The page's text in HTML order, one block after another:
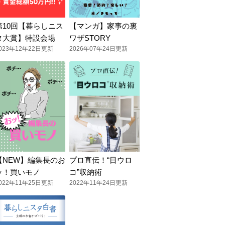
10回【暮らしニス
大賞】特設会場
年12年22日更新
【マンガ】家事の裏
ワザSTORY
2026年07年24日更新
NEW】編集長のお
！買いモノ
年11年25日更新
プロ直伝！“目ウロ
コ”収納術
2022年11年24日更新